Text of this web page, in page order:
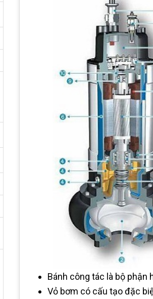
Bánh công tác là bộ phận
Vỏ bơm có cấu tạo đặc